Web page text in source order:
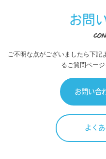
お問
ご不明な点がございましたら下記
るご質問ページ
お問い合
よく